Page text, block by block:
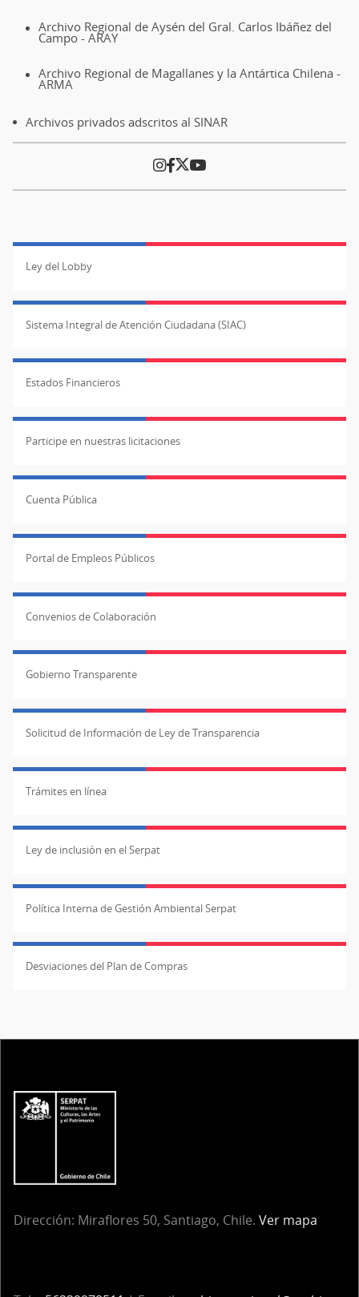
Archivo Regional de Aysén del Gral. Carlos Ibáñez del
Campo - ARAY
Archivo Regional de Magallanes y la Antártica Chilena -
ARMA
Archivos privados adscritos al SINAR
Ley del Lobby
Sistema Integral de Atención Ciudadana (SIAC)
Estados Financieros
Participe en nuestras licitaciones
Cuenta Pública
Portal de Empleos Públicos
Convenios de Colaboración
Gobierno Transparente
Solicitud de Información de Ley de Transparencia
Trámites en línea
Ley de inclusión en el Serpat
Política Interna de Gestión Ambiental Serpat
Desviaciones del Plan de Compras
Dirección: Miraflores 50, Santiago, Chile. Ver mapa